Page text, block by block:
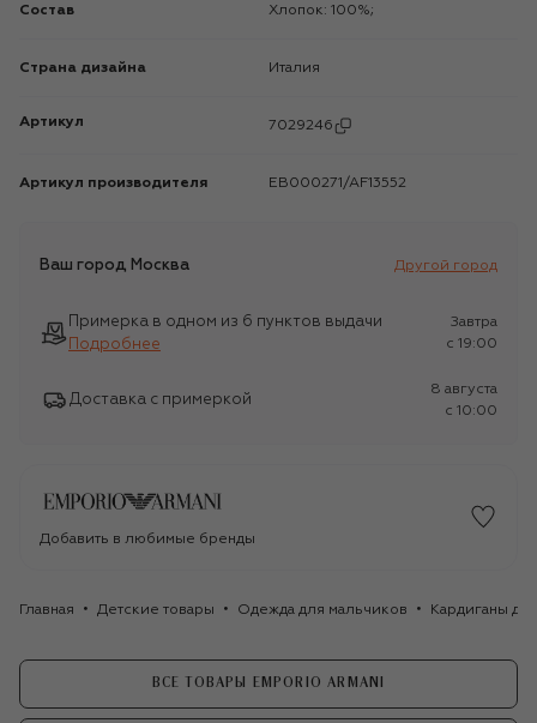
Состав Хлопок: 100%;
Страна дизайна Италия
Артикул 7029246
Артикул производителя EB000271/AF13552
Ваш город Москва Другой город
Примерка в одном из 6 пунктов выдачи
Подробнее
Завтра
c 19:00
Доставка с примеркой
8 августа
c 10:00
Добавить в любимые бренды
Главная Детские товары Одежда для мальчиков Кардиганы
ВСЕ ТОВАРЫ EMPORIO ARMANI